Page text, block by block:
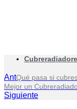
AntQué pasa si
Mejor un
Siguiente